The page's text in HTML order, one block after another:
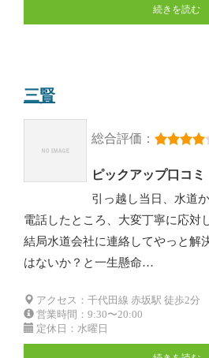
続きを読む
三賢
総合評価：
ピックアップ口コミ
引っ越し当日、水道
電話したところ、大変丁寧に応対
結局水道会社に連絡してやっと解
はないか？と一生懸命…
アクセス：千代田線 赤坂駅 徒歩2分
営業時間：9:30〜20:00
定休日：水曜日